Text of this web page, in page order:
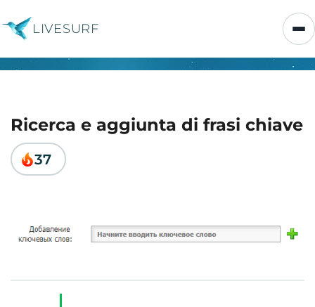
LIVESURF
Ricerca e aggiunta di frasi chiave
37